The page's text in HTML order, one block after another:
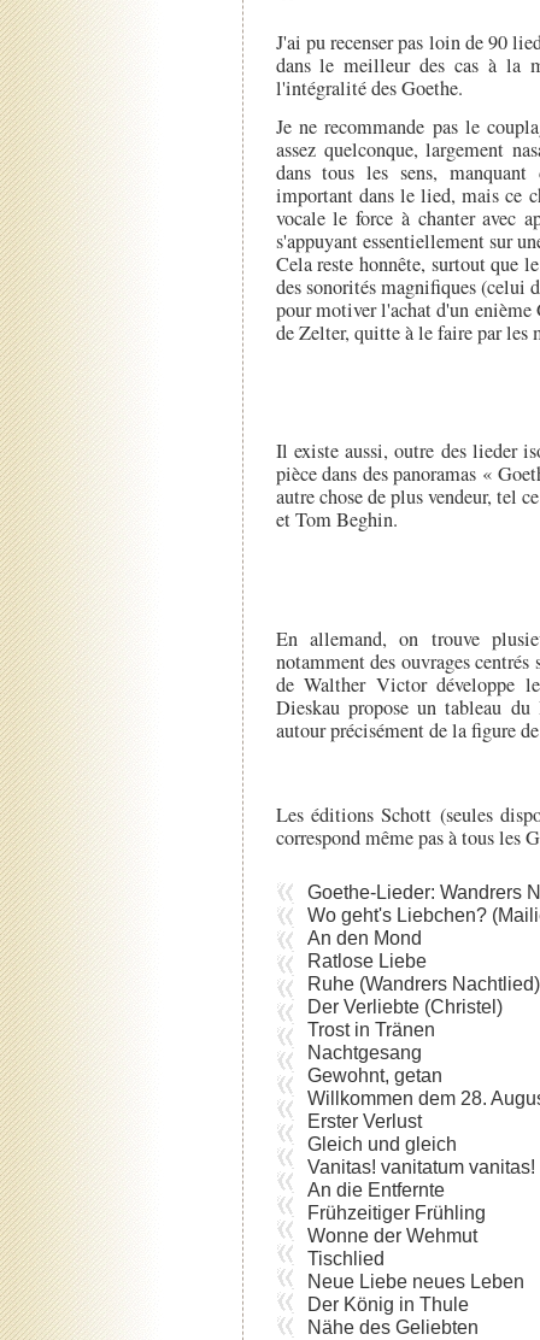
J'ai pu recenser pas loin de 90
dans le meilleur des cas à la
l'intégralité des Goethe.
Je ne recommande pas le
assez quelconque, largement
dans tous les sens,
important dans le lied, mais ce
vocale le force à chanter avec
s'appuyant essentiellement sur
Cela reste honnête, surtout que
des sonorités magnifiques (celui
pour motiver l'achat d'un enième
de Zelter, quitte à le faire par les
Il existe aussi, outre des lieder
pièce dans des panoramas «
autre chose de plus vendeur, tel
et Tom Beghin.
En allemand, on trouve
notamment des ouvrages
de Walther Victor développe
Dieskau propose un tableau
autour précisément de la figure
Les éditions Schott (seules
correspond même pas à tous les
Goethe-Lieder: Wandrers
Wo geht's Liebchen?
An den Mond
Ratlose Liebe
Ruhe (Wandrers Nachtlied)
Der Verliebte (Christel)
Trost in Tränen
Nachtgesang
Gewohnt, getan
Willkommen dem 28.
Erster Verlust
Gleich und gleich
Vanitas! vanitatum vanitas!
An die Entfernte
Frühzeitiger Frühling
Wonne der Wehmut
Tischlied
Neue Liebe neues Leben
Der König in Thule
Nähe des Geliebten